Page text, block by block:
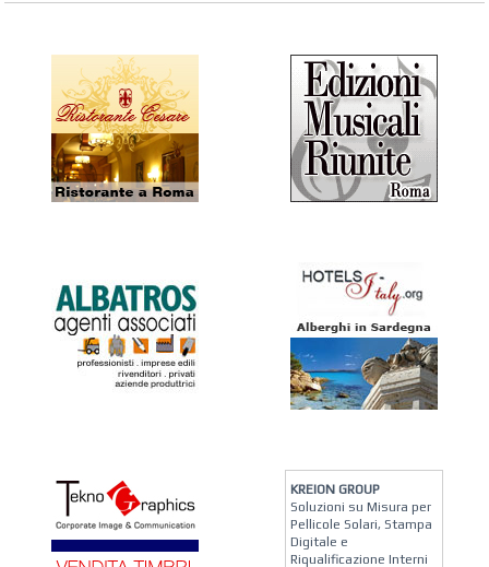
KREION GROUP
Soluzioni su Misura per
Pellicole Solari, Stampa
Digitale e
Riqualificazione Interni